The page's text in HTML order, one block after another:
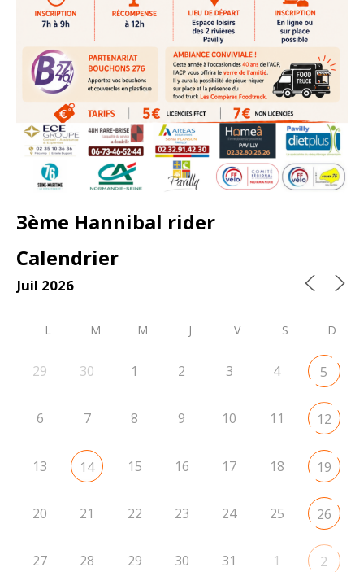
3ème Hannibal rider
Calendrier
Juil 2026
L M M J V S D
29 30 1 2 3 4 5
6 7 8 9 10 11 12
13 14 15 16 17 18 19
20 21 22 23 24 25 26
27 28 29 30 31 1 2